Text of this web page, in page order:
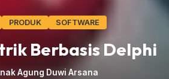
PRODUK SOFTWARE
Berbasis Delphi
Agung Duwi Arsana